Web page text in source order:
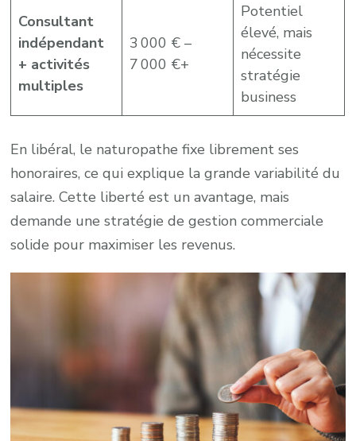
Consultant
indépendant
+ activités
multiples
3 000 € –
7 000 €+
Potentiel
élevé, mais
nécessite
stratégie
business
En libéral, le naturopathe fixe librement ses
honoraires, ce qui explique la grande variabilité du
salaire. Cette liberté est un avantage, mais
demande une stratégie de gestion commerciale
solide pour maximiser les revenus.